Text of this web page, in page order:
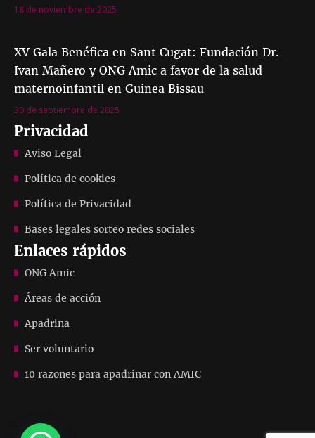
18 de noviembre de 2025
XV Gala Benéfica en Sant Cugat: Fundación Dr.
Ivan Mañero y ONG Amic a favor de la salud
maternoinfantil en Guinea Bissau
30 de septiembre de 2025
Privacidad
Aviso Legal
Política de cookies
Política de Privacidad
Bases legales sorteo redes sociales
Enlaces rápidos
ONG Amic
Áreas de acción
Apadrina
Ser voluntario
10 razones para apadrinar con AMIC